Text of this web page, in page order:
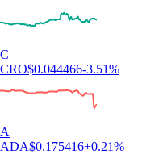
C
CRO$0.044466-3.51%
A
ADA$0.175416+0.21%